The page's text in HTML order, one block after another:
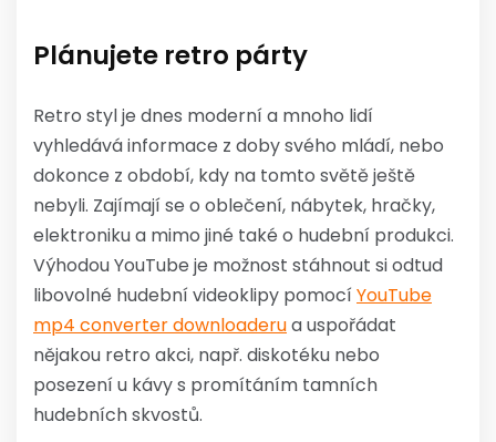
Plánujete retro párty
Retro styl je dnes moderní a mnoho lidí
vyhledává informace z doby svého mládí, nebo
dokonce z období, kdy na tomto světě ještě
nebyli. Zajímají se o oblečení, nábytek, hračky,
elektroniku a mimo jiné také o hudební produkci.
Výhodou YouTube je možnost stáhnout si odtud
libovolné hudební videoklipy pomocí YouTube
mp4 converter downloaderua uspořádat
nějakou retro akci, např. diskotéku nebo
posezení u kávy s promítáním tamních
hudebních skvostů.